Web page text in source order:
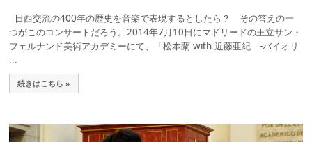
日西交流の400年の歴史を音楽で表現するとしたら？ その答えの一
つがこのコンサートだろう。2014年7月10日にマドリードの王立サン・
フェルナンド美術アカデミーにて、「松本蘭 with 近藤亜紀 -バイオリ
...
続きはこちら »